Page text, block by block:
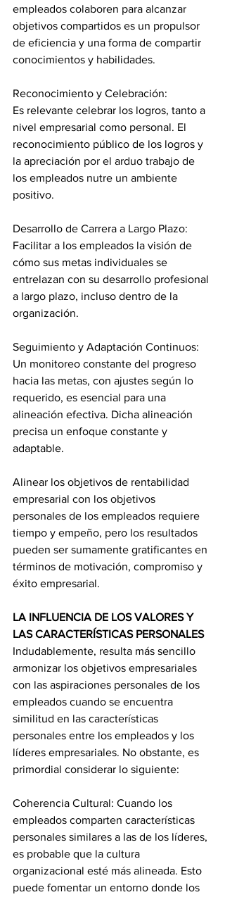
empleados colaboren para alcanzar
objetivos compartidos es un propulsor
de eficiencia y una forma de compartir
conocimientos y habilidades.
Reconocimiento y Celebración:
Es relevante celebrar los logros, tanto a
nivel empresarial como personal. El
reconocimiento público de los logros y
la apreciación por el arduo trabajo de
los empleados nutre un ambiente
positivo.
Desarrollo de Carrera a Largo Plazo:
Facilitar a los empleados la visión de
cómo sus metas individuales se
entrelazan con su desarrollo profesional
a largo plazo, incluso dentro de la
organización.
Seguimiento y Adaptación Continuos:
Un monitoreo constante del progreso
hacia las metas, con ajustes según lo
requerido, es esencial para una
alineación efectiva. Dicha alineación
precisa un enfoque constante y
adaptable.
Alinear los objetivos de rentabilidad
empresarial con los objetivos
personales de los empleados requiere
tiempo y empeño, pero los resultados
pueden ser sumamente gratificantes en
términos de motivación, compromiso y
éxito empresarial.
LA INFLUENCIA DE LOS VALORES Y
LAS CARACTERÍSTICAS PERSONALES
Indudablemente, resulta más sencillo
armonizar los objetivos empresariales
con las aspiraciones personales de los
empleados cuando se encuentra
similitud en las características
personales entre los empleados y los
líderes empresariales. No obstante, es
primordial considerar lo siguiente:
Coherencia Cultural: Cuando los
empleados comparten características
personales similares a las de los líderes,
es probable que la cultura
organizacional esté más alineada. Esto
puede fomentar un entorno donde los